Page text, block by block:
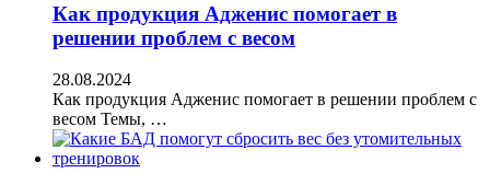
Как продукция Адженис помогает в
решении проблем с весом
28.08.2024
Как продукция Адженис помогает в решении проблем с
весом Темы, …